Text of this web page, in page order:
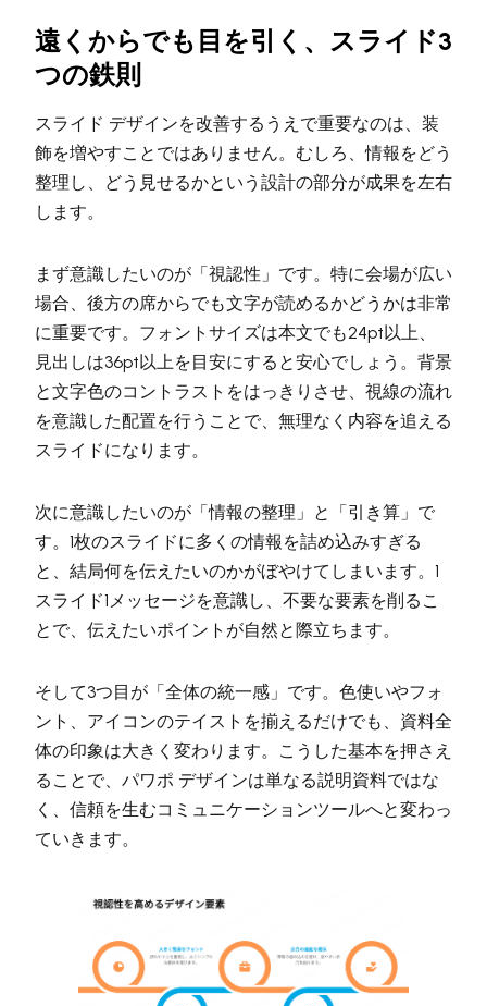
遠くからでも目を引く、スライド3
つの鉄則
スライド デザインを改善するうえで重要なのは、装
飾を増やすことではありません。むしろ、情報をどう
整理し、どう見せるかという設計の部分が成果を左右
します。
まず意識したいのが「視認性」です。特に会場が広い
場合、後方の席からでも文字が読めるかどうかは非常
に重要です。フォントサイズは本文でも24pt以上、
見出しは36pt以上を目安にすると安心でしょう。背景
と文字色のコントラストをはっきりさせ、視線の流れ
を意識した配置を行うことで、無理なく内容を追える
スライドになります。
次に意識したいのが「情報の整理」と「引き算」で
す。1枚のスライドに多くの情報を詰め込みすぎる
と、結局何を伝えたいのかがぼやけてしまいます。1
スライド1メッセージを意識し、不要な要素を削るこ
とで、伝えたいポイントが自然と際立ちます。
そして3つ目が「全体の統一感」です。色使いやフォ
ント、アイコンのテイストを揃えるだけでも、資料全
体の印象は大きく変わります。こうした基本を押さえ
ることで、パワポ デザインは単なる説明資料ではな
く、信頼を生むコミュニケーションツールへと変わっ
ていきます。